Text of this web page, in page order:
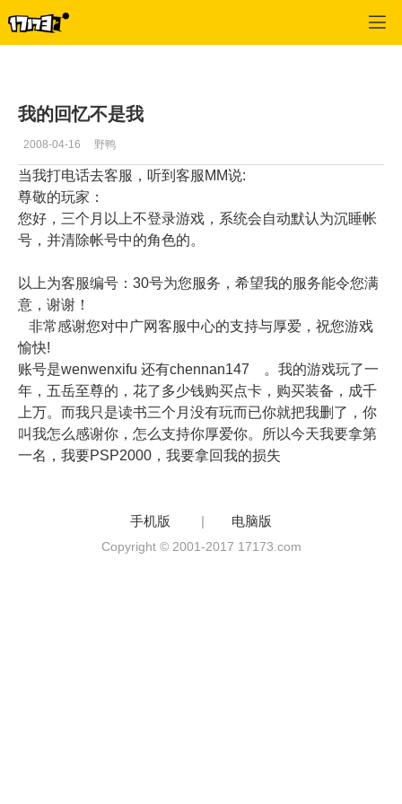
我的回忆不是我
2008-04-16 野鸭
当我打电话去客服，听到客服MM说:
尊敬的玩家：
您好，三个月以上不登录游戏，系统会自动默认为沉睡帐
号，并清除帐号中的角色的。
以上为客服编号：30号为您服务，希望我的服务能令您满
意，谢谢！
非常感谢您对中广网客服中心的支持与厚爱，祝您游戏
愉快!
账号是wenwenxifu 还有chennan147 。我的游戏玩了一
年，五岳至尊的，花了多少钱购买点卡，购买装备，成千
上万。而我只是读书三个月没有玩而已你就把我删了，你
叫我怎么感谢你，怎么支持你厚爱你。所以今天我要拿第
一名，我要PSP2000，我要拿回我的损失
手机版 | 电脑版
Copyright © 2001-2017 17173.com